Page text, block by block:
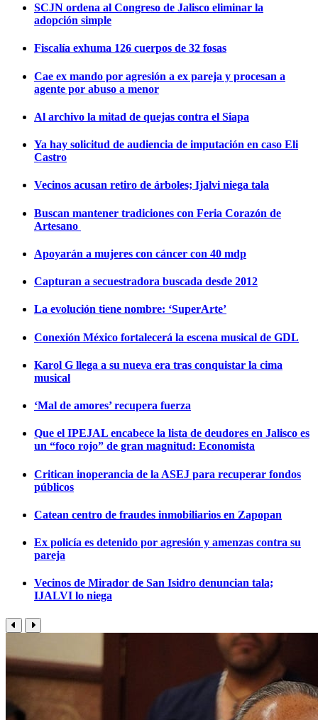
SCJN ordena al Congreso de Jalisco eliminar la
adopción simple
Fiscalía exhuma 126 cuerpos de 32 fosas
Cae ex mando por agresión a ex pareja y procesan a
agente por abuso a menor
Al archivo la mitad de quejas contra el Siapa
Ya hay solicitud de audiencia de imputación en caso Eli
Castro
Vecinos acusan retiro de árboles; Ijalvi niega tala
Buscan mantener tradiciones con Feria Corazón de
Artesano
Apoyarán a mujeres con cáncer con 40 mdp
Capturan a secuestradora buscada desde 2012
La evolución tiene nombre: ‘SuperArte’
Conexión México fortalecerá la escena musical de GDL
Karol G llega a su nueva era tras conquistar la cima
musical
‘Mal de amores’ recupera fuerza
Que el IPEJAL encabece la lista de deudores en Jalisco es
un “foco rojo” de gran magnitud: Economista
Critican inoperancia de la ASEJ para recuperar fondos
públicos
Catean centro de fraudes inmobiliarios en Zapopan
Ex policía es detenido por agresión y amenzas contra su
pareja
Vecinos de Mirador de San Isidro denuncian tala;
IJALVI lo niega